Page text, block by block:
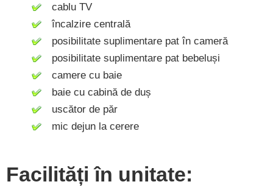
cablu TV
încalzire centrală
posibilitate suplimentare pat în cameră
posibilitate suplimentare pat bebeluși
camere cu baie
baie cu cabină de duș
uscător de păr
mic dejun la cerere
Facilități în unitate: